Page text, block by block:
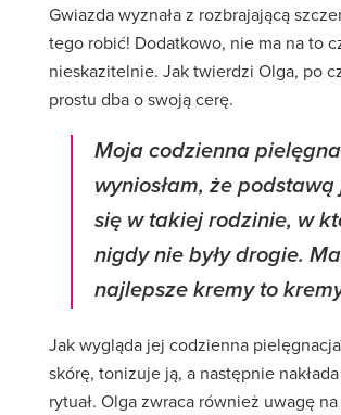
Gwiazda wyznała z rozbrajającą
tego robić! Dodatkowo, nie ma na to
nieskazitelnie. Jak twierdzi Olga, po
prostu dba o swoją cerę.
Moja codzienna
wyniosłam, że
się w takiej rodzinie, w
nigdy nie były drogie.
najlepsze kremy to
Jak wygląda jej codzienna
skórę, tonizuje ją, a następnie
rytuał. Olga zwraca również uwagę